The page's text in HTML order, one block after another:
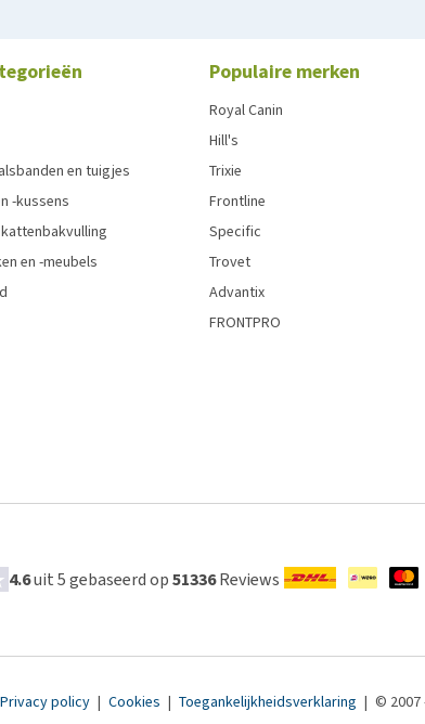
en tuigjes
-kussens
en -meubels
Populaire merken
Royal Canin
Hill's
Trixie
Frontline
Specific
Trovet
Advantix
FRONTPRO
4.6uit 5 gebaseerd op51336 Reviews
Privacy policy | Cookies | Toegankelijkheidsverklaring | © 2007